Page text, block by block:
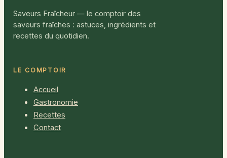
Saveurs Fraîcheur — le comptoir des
saveurs fraîches : astuces, ingrédients et
recettes du quotidien.
LE COMPTOIR
Accueil
Gastronomie
Recettes
Contact